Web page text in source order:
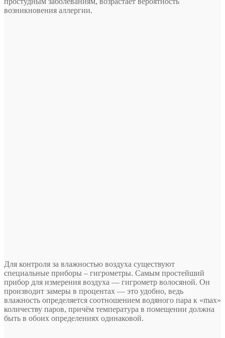
возникновения аллергии.
Для контроля за влажностью воздуха существуют
специальные приборы – гигрометры. Самым простейший
прибор для измерения воздуха — гигрометр волосяной. Он
производит замеры в процентах — это удобно, ведь
влажность определяется соотношением водяного пара к «max»
количеству паров, причём температура в помещении должна
быть в обоих определениях одинаковой.